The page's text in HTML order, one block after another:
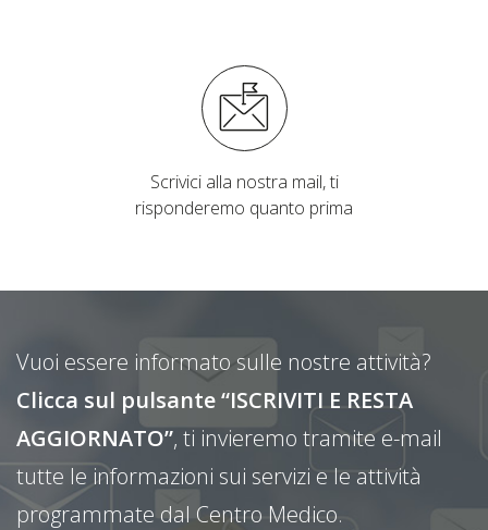
Scrivici alla nostra mail, ti
risponderemo quanto prima
Vuoi essere informato sulle nostre attività?
Clicca sul pulsante “ISCRIVITI E RESTA
AGGIORNATO”, ti invieremo tramite e-mail
tutte le informazioni sui servizi e le attività
programmate dal Centro Medico.